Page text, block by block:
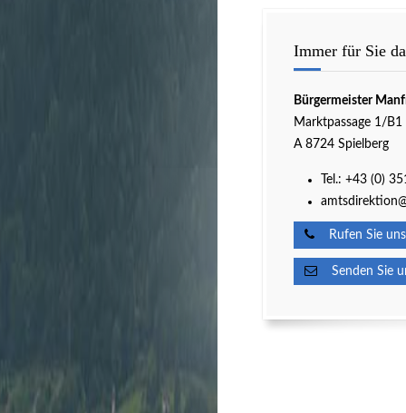
Immer für Sie
Bürgermeister
Marktpassage 1/B1
A 8724 Spielberg
Tel.: +43 (0)
Rufen Sie
Senden Sie